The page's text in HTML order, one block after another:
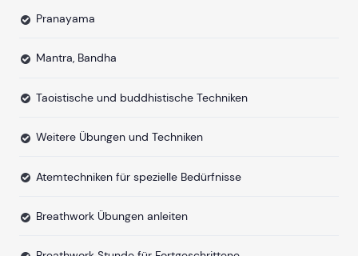
Pranayama
Mantra, Bandha
Taoistische und buddhistische Techniken
Weitere Übungen und Techniken
Atemtechniken für spezielle Bedürfnisse
Breathwork Übungen anleiten